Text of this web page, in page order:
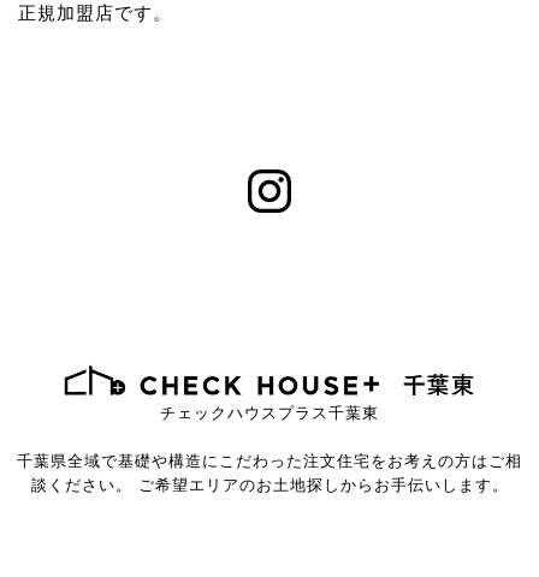
正規加盟店です。
チェックハウスプラス千葉東
千葉県全域で基礎や構造にこだわった注文住宅を お考えの方はご相
談ください。
ご希望エリアのお土地探しからお手伝いします。